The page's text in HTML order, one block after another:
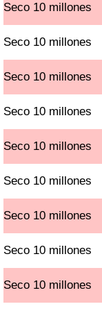
Seco 10 millones
Seco 10 millones
Seco 10 millones
Seco 10 millones
Seco 10 millones
Seco 10 millones
Seco 10 millones
Seco 10 millones
Seco 10 millones